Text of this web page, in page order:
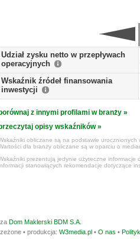
Udział zysku netto w przepływach
operacyjnych
Wskaźnik źródeł finansowania
inwestycji
z innymi profilami w branży »
opisy wskaźników »
obliczane są na podstawie urocznionych
dla branży obliczane są w oparciu o
prezentują jedynie użyteczne informacje
stanowiących rekomendacje dotyczące
Dom Maklerski BDM S.A.
• produkcja: W3media.pl • O nas •